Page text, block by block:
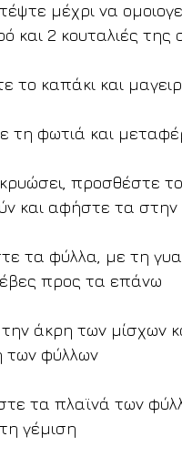
μέχρι να
και 2 κουταλιές
το καπάκι και
τη φωτιά και
κρυώσει, προσθέστε
και αφήστε τα στην
τα φύλλα, με τη
προς τα επάνω
την άκρη των μίσχων
των φύλλων
τα πλαϊνά των
γέμιση